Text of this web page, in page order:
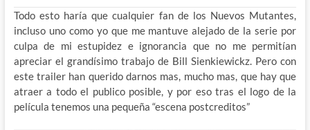
Todo esto haría que cualquier fan de los Nuevos Mutantes,
incluso uno como yo que me mantuve alejado de la serie por
culpa de mi estupidez e ignorancia que no me permitían
apreciar el grandísimo trabajo de Bill Sienkiewickz. Pero con
este trailer han querido darnos mas, mucho mas, que hay que
atraer a todo el publico posible, y por eso tras el logo de la
película tenemos una pequeña “escena postcreditos”